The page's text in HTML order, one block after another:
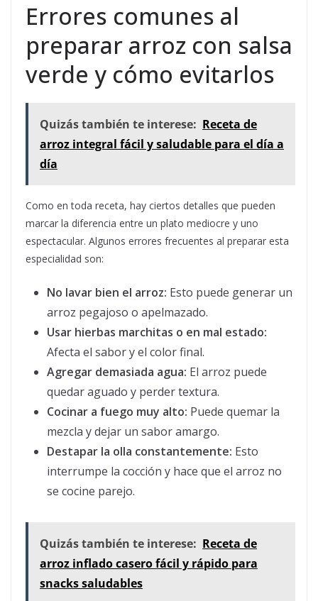
Errores comunes al
preparar arroz con salsa
verde y cómo evitarlos
Quizás también te interese: Receta de
arroz integral fácil y saludable para el día a
día
Como en toda receta, hay ciertos detalles que pueden
marcar la diferencia entre un plato mediocre y uno
espectacular. Algunos errores frecuentes al preparar esta
especialidad son:
No lavar bien el arroz: Esto puede generar un
arroz pegajoso o apelmazado.
Usar hierbas marchitas o en mal estado:
Afecta el sabor y el color final.
Agregar demasiada agua: El arroz puede
quedar aguado y perder textura.
Cocinar a fuego muy alto: Puede quemar la
mezcla y dejar un sabor amargo.
Destapar la olla constantemente: Esto
interrumpe la cocción y hace que el arroz no
se cocine parejo.
Quizás también te interese: Receta de
arroz inflado casero fácil y rápido para
snacks saludables